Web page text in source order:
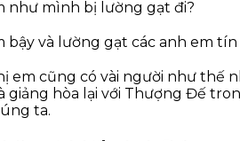
như mình bị lường gạt đi?
bậy và lường gạt các anh em
em cũng có vài người như thế
giảng hòa lại với Thượng Đế
ta.